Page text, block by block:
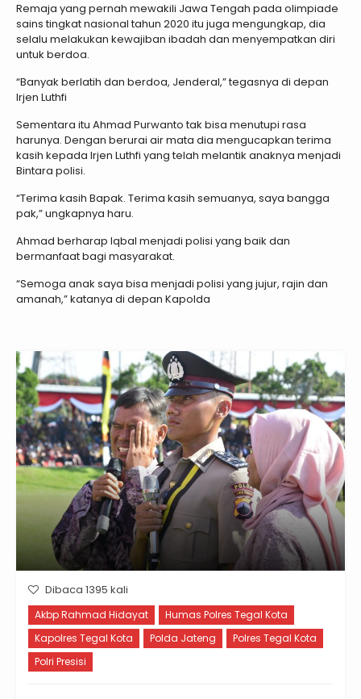
Remaja yang pernah mewakili Jawa Tengah pada olimpiade
sains tingkat nasional tahun 2020 itu juga mengungkap, dia
selalu melakukan kewajiban ibadah dan menyempatkan diri
untuk berdoa.
“Banyak berlatih dan berdoa, Jenderal,” tegasnya di depan
Irjen Luthfi
Sementara itu Ahmad Purwanto tak bisa menutupi rasa
harunya. Dengan berurai air mata dia mengucapkan terima
kasih kepada Irjen Luthfi yang telah melantik anaknya menjadi
Bintara polisi.
“Terima kasih Bapak. Terima kasih semuanya, saya bangga
pak,” ungkapnya haru.
Ahmad berharap Iqbal menjadi polisi yang baik dan
bermanfaat bagi masyarakat.
“Semoga anak saya bisa menjadi polisi yang jujur, rajin dan
amanah,” katanya di depan Kapolda
Dibaca 1395 kali
Akbp Rahmad Hidayat
Humas Polres Tegal Kota
Kapolres Tegal Kota
Polda Jateng
Polres Tegal Kota
Polri Presisi